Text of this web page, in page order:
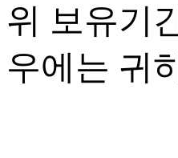
위 보유기
우에는 귀